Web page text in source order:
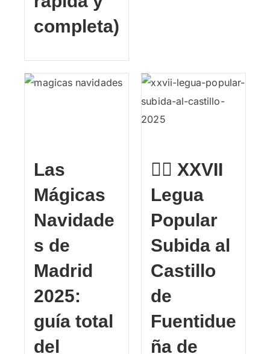
completa)
Las
Mágicas
Navidade
s de
Madrid
2025:
guía total
del
🏃‍♂️ XXVII
Legua
Popular
Subida al
Castillo
de
Fuentidue
ña de